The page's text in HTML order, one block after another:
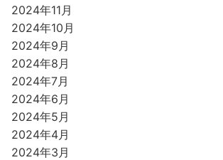
2024年11月
2024年10月
2024年9月
2024年8月
2024年7月
2024年6月
2024年5月
2024年4月
2024年3月